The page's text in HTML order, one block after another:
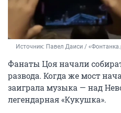
Источник: Павел Даиси /
Фанаты Цоя начали
развода. Когда же мост
заиграла музыка — над
легендарная «Кукушка».